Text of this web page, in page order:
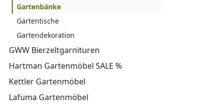
Gartenbänke
Gartentische
Gartendekoration
GWW Bierzeltgarnituren
Hartman Gartenmöbel SALE %
Kettler Gartenmöbel
Lafuma Gartenmöbel